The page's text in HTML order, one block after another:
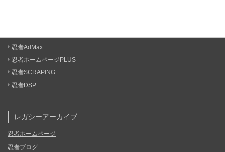
忍者AdMax
忍者ホームページPLUS
忍者SCRAPING
忍者DSP
レガシーアーカイブ
忍者ホームページ
忍者ブログ